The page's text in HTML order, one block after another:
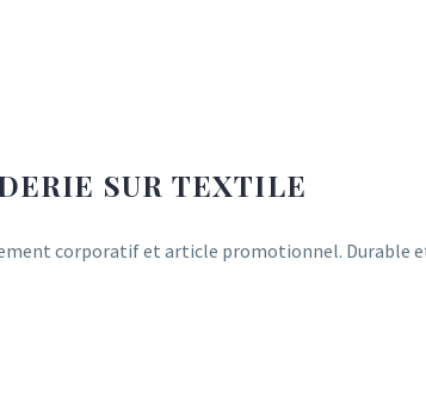
SUR TEXTILE
corporatif et article promotionnel.